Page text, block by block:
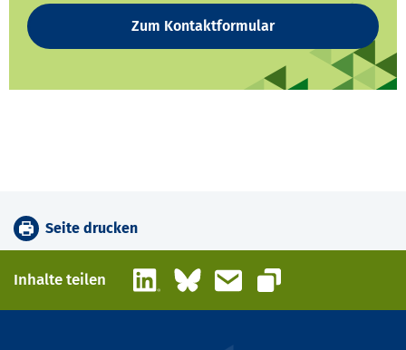
Zum Kontaktformular
Seite drucken
Inhalte teilen LinkedInBlueskyE-Mail
Link kopieren